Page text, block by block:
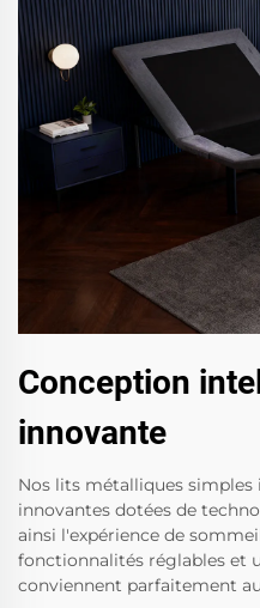
Conception
innovante
Nos lits métalliques
innovantes dotées de
ainsi l'expérience de
fonctionnalités réglables et
conviennent parfaitement